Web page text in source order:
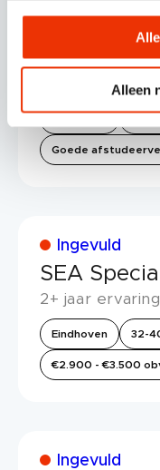
gebruiken.
Alleen
Marketing
Social]
Relevante
Goede
Ingevuld
SEA
2+ jaar ervaring
Eindhoven 32-
€2.900 - €3.500
Ingevuld